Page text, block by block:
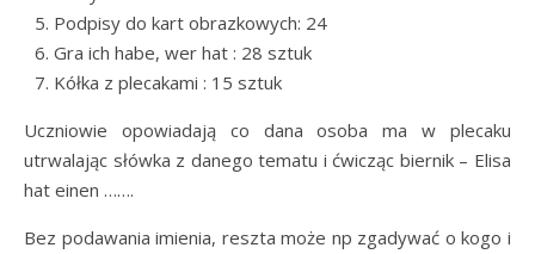
Podpisy do kart obrazkowych: 24
Gra ich habe, wer hat : 28 sztuk
Kółka z plecakami : 15 sztuk
Uczniowie opowiadają co dana osoba ma w plecaku
utrwalając słówka z danego tematu i ćwicząc biernik – Elisa
hat einen …….
Bez podawania imienia, reszta może np zgadywać o kogo i